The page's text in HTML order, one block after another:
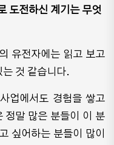
도전하신 계기는 무엇
유전자에는 읽고 보고
것 같습니다.
업에서도 경험을 쌓고
정말 많은 분들이 이 분
싶어하는 분들이 많이